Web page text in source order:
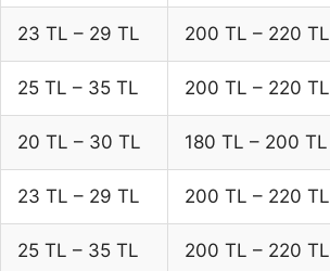
23 TL – 29 TL 200 TL – 220 TL
25 TL – 35 TL 200 TL – 220 TL
20 TL – 30 TL 180 TL – 200 TL
23 TL – 29 TL 200 TL – 220 TL
25 TL – 35 TL 200 TL – 220 TL